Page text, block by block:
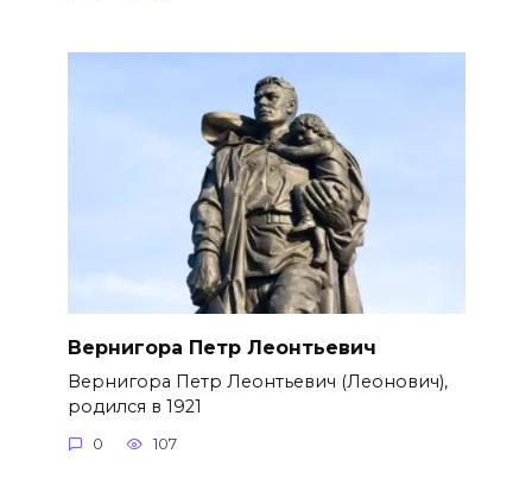
Вернигора Петр Леонтьевич
Вернигора Петр Леонтьевич (Леонович),
родился в 1921
0 107